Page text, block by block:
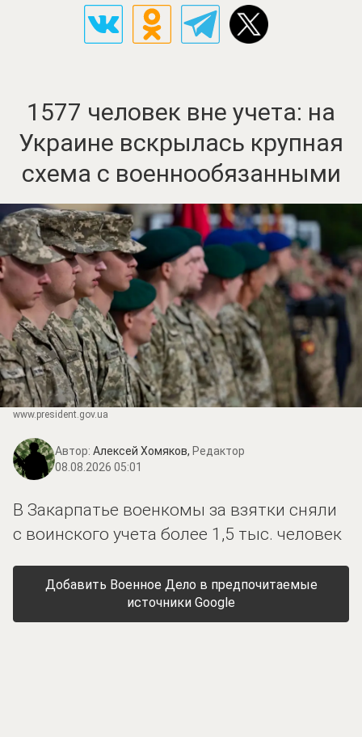
1577 человек вне учета: на
Украине вскрылась крупная
схема с военнообязанными
www.prеsidеnt.gоv.uа
Автор: Алексей Хомяков, Редактор
08.08.2026 05:01
В Закарпатье военкомы за взятки сняли
с воинского учета более 1,5 тыс. человек
Добавить Военное Дело в предпочитаемые
источники Google